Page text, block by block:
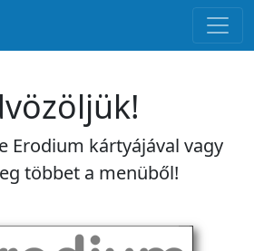
Erodium kártyájával vagy
többet a menüből!